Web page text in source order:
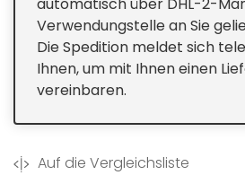
automatisch über DHL-2-
Verwendungstelle an Sie
Die Spedition meldet sich
Ihnen, um mit Ihnen einen
vereinbaren.
Auf die Vergleichsliste